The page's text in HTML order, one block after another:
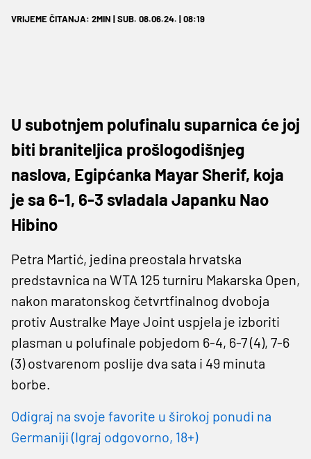
VRIJEME ČITANJA: 2MIN | SUB. 08.06.24. | 08:19
U subotnjem polufinalu suparnica će joj
biti braniteljica prošlogodišnjeg
naslova, Egipćanka Mayar Sherif, koja
je sa 6-1, 6-3 svladala Japanku Nao
Hibino
Petra Martić, jedina preostala hrvatska
predstavnica na WTA 125 turniru Makarska Open,
nakon maratonskog četvrtfinalnog dvoboja
protiv Australke Maye Joint uspjela je izboriti
plasman u polufinale pobjedom 6-4, 6-7 (4), 7-6
(3) ostvarenom poslije dva sata i 49 minuta
borbe.
Odigraj na svoje favorite u širokoj ponudi na
Germaniji (Igraj odgovorno, 18+)